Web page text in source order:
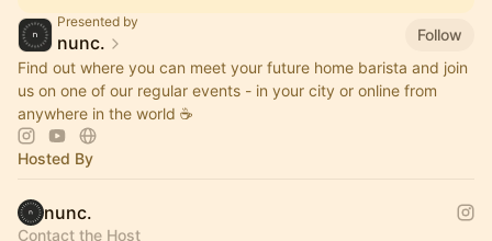
Presented by
nunc.
Follow
Find out where you can meet your future home barista and join
us on one of our regular events - in your city or online from
anywhere in the world ☕️
Hosted By
nunc.
Contact the Host